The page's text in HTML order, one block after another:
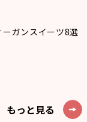
ーガンスイーツ8選
もっと見る